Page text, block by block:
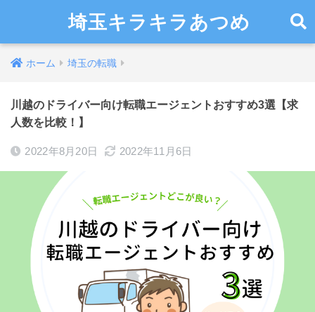
埼玉キラキラあつめ
ホーム 埼玉の転職
川越のドライバー向け転職エージェントおすすめ3選【求
人数を比較！】
2022年8月20日 2022年11月6日